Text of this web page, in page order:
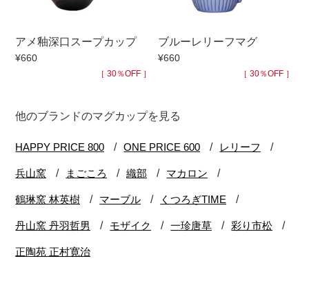
アメ釉深口スープカップ
¥660
［ 30％OFF ］
ブルーレリーフマグ
¥660
［ 30％OFF ］
他のブランドのマグカップを見る